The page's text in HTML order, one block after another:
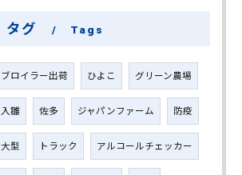
タグ Tags
ブロイラー出荷 ひよこ グリーン農場
入雛 佐多 ジャパンファーム 防疫
大型 トラック アルコールチェッカー